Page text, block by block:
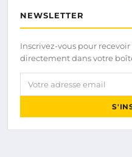
NEWSLETTER
Inscrivez-vous pour
directement dans votre
Votre adresse email